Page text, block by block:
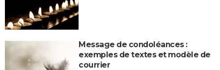
Message de condoléances :
exemples de textes et modèle de
courrier